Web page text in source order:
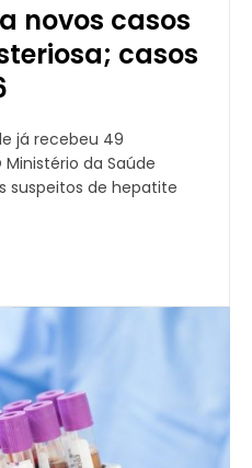
novos casos
casos
da Saúde
suspeitos de hepatite